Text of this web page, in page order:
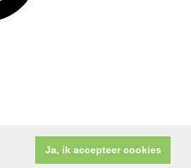
Ja, ik accepteer cookies